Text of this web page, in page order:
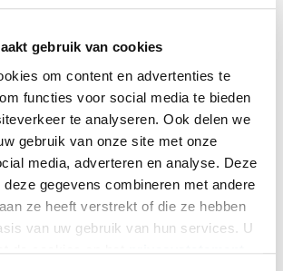
gebruik van cookies
om content en advertenties te
functies voor social media te bieden
te analyseren. Ook delen we
gebruik van onze site met onze
media, adverteren en analyse. Deze
deze gegevens combineren met andere
ze heeft verstrekt of die ze hebben
van uw gebruik van hun services. U
04-10-1910. In dit verhoor vertelde Jacob Polak over
en Jan de Bruin
10/2011
nieuwsbrief